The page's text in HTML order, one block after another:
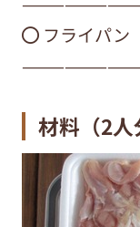
⚫︎ フラ
材料 （2人